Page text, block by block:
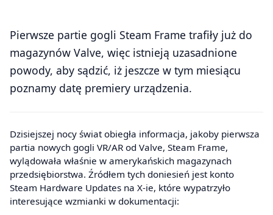
Pierwsze partie gogli Steam Frame trafiły już do
magazynów Valve, więc istnieją uzasadnione
powody, aby sądzić, iż jeszcze w tym miesiącu
poznamy datę premiery urządzenia.
Dzisiejszej nocy świat obiegła informacja, jakoby pierwsza
partia nowych gogli VR/AR od Valve, Steam Frame,
wylądowała właśnie w amerykańskich magazynach
przedsiębiorstwa. Źródłem tych doniesień jest konto
Steam Hardware Updates na X-ie, które wypatrzyło
interesujące wzmianki w dokumentacji: